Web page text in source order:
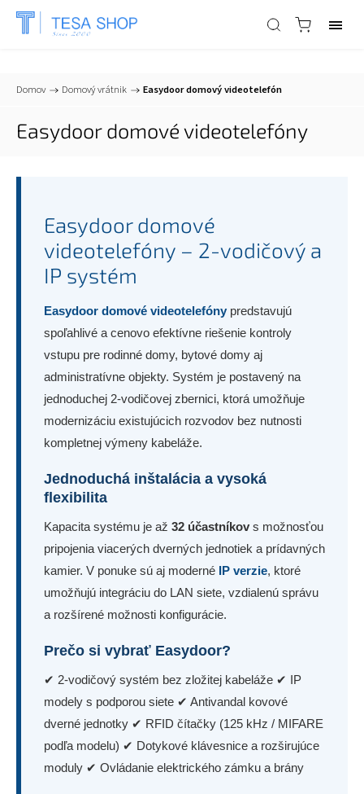
📞+421 903 553 805 info@tesa-systems.sk
Domov / Domový vrátnik / Easydoor domový videotelefón
Easydoor domové videotelefóny
Easydoor domové
videotelefóny – 2-vodičový a
IP systém
Easydoor domové videotelefóny predstavujú
spoľahlivé a cenovo efektívne riešenie kontroly
vstupu pre rodinné domy, bytové domy aj
administratívne objekty. Systém je postavený na
jednoduchej 2-vodičovej zbernici, ktorá umožňuje
modernizáciu existujúcich rozvodov bez nutnosti
kompletnej výmeny kabeláže.
Jednoduchá inštalácia a vysoká
flexibilita
Kapacita systému je až 32 účastníkov s možnosťou
pripojenia viacerých dverných jednotiek a prídavných
kamier. V ponuke sú aj moderné IP verzie, ktoré
umožňujú integráciu do LAN siete, vzdialenú správu
a rozšírené možnosti konfigurácie.
Prečo si vybrať Easydoor?
✔ 2-vodičový systém bez zložitej kabeláže ✔ IP
modely s podporou siete ✔ Antivandal kovové
dverné jednotky ✔ RFID čítačky (125 kHz / MIFARE
podľa modelu) ✔ Dotykové klávesnice a rozširujúce
moduly ✔ Ovládanie elektrického zámku a brány